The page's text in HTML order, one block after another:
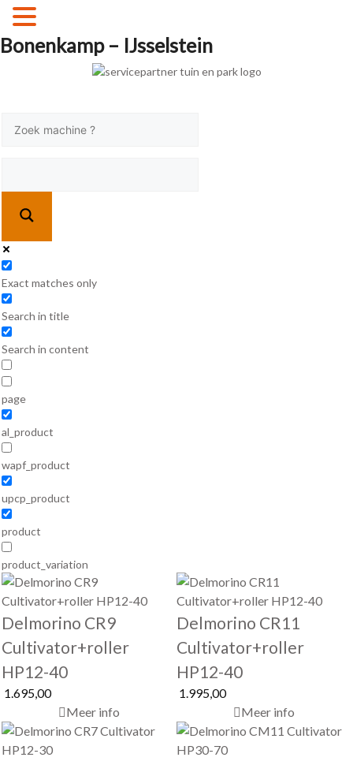
Bonenkamp – IJsselstein
Exact matches only
Search in title
Search in content
page
al_product
wapf_product
upcp_product
product
product_variation
Delmorino CR9
Cultivator+roller
HP12-40
1.695,00
Meer info
Delmorino CR11
Cultivator+roller
HP12-40
1.995,00
Meer info